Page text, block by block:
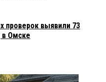
проверок выявили 73
в Омске